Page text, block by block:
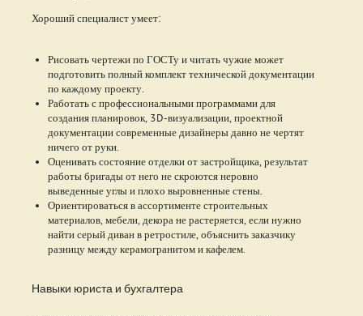
Хороший специалист умеет:
Рисовать чертежи по ГОСТу и читать чужие может
подготовить полный комплект технической документации
по каждому проекту.
Работать с профессиональными программами для
создания планировок, 3D-визуализации, проектной
документации современные дизайнеры давно не чертят
ничего от руки.
Оценивать состояние отделки от застройщика, результат
работы бригады от него не скроются неровно
выведенные углы и плохо выровненные стены.
Ориентироваться в ассортименте строительных
материалов, мебели, декора не растеряется, если нужно
найти серый диван в ретростиле, объяснить заказчику
разницу между керамогранитом и кафелем.
Навыки юриста и бухгалтера